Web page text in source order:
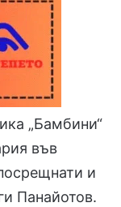
„Бамбини“
във
и
Панайотов.